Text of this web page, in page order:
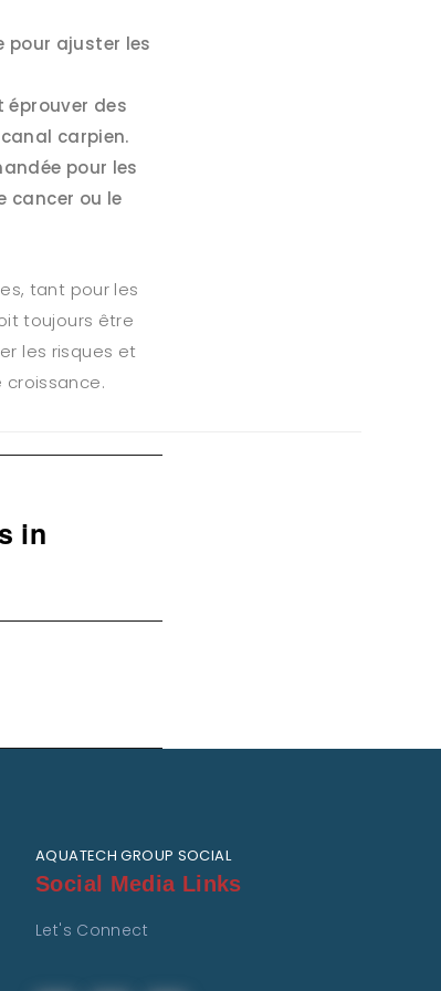
pour ajuster les
éprouver des
carpien.
pour les
cancer ou le
tant pour les
toujours être
les risques et
in
AQUATECH GROUP SOCIAL
Social Media Links
Let's Connect